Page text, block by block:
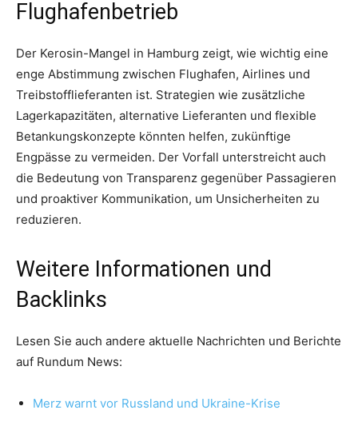
Flughafenbetrieb
Der Kerosin-Mangel in Hamburg zeigt, wie wichtig eine
enge Abstimmung zwischen Flughafen, Airlines und
Treibstofflieferanten ist. Strategien wie zusätzliche
Lagerkapazitäten, alternative Lieferanten und flexible
Betankungskonzepte könnten helfen, zukünftige
Engpässe zu vermeiden. Der Vorfall unterstreicht auch
die Bedeutung von Transparenz gegenüber Passagieren
und proaktiver Kommunikation, um Unsicherheiten zu
reduzieren.
Weitere Informationen und
Backlinks
Lesen Sie auch andere aktuelle Nachrichten und Berichte
auf Rundum News:
Merz warnt vor Russland und Ukraine-Krise